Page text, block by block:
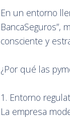
En un entorno
BancaSeguros”,
consciente y
¿Por qué las
1. Entorno
La empresa